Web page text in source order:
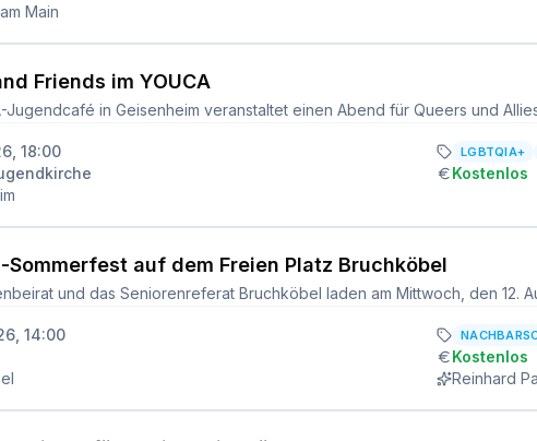
Main
Friends im YOUCA
18:00
LGBTQIA+
Kostenlos
Sommerfest auf dem Freien Platz Bruchköbel
14:00
Kostenlos
Reinhard